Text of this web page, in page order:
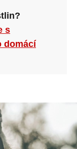
s
domácí